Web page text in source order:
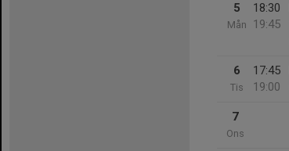
5
Mån
18:30
19:45
6
Tis
17:45
19:00
7
Ons